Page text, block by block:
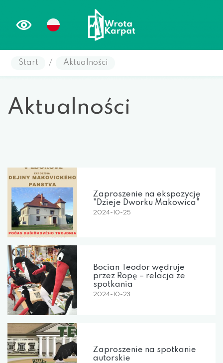
Start / Aktualności
Aktualności
Zaproszenie na ekspozycję
"Dzieje Dworku Makowica"
2024-10-25
Bocian Teodor wędruje
przez Ropę – relacja ze
spotkania
2024-10-23
Zaproszenie na spotkanie
autorskie